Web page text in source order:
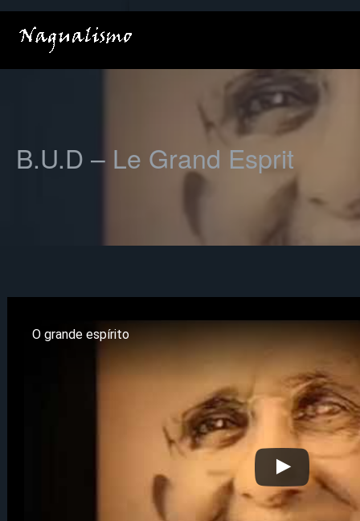
Aller
B.U.D – Le Grand Esprit
O grande espírito